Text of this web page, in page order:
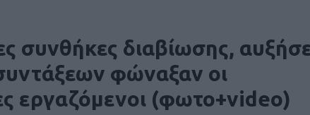
ΑΓΩΝ
συνθήκες διαβίωσης,
φώναξαν οι
εργαζόμενοι (φωτο+video)